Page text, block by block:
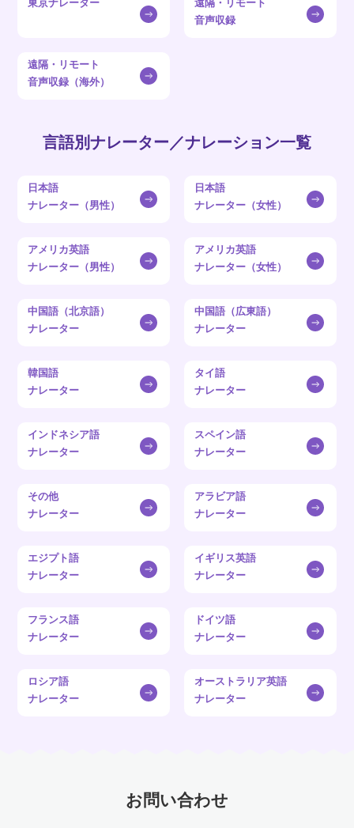
東京ナレーター
遠隔・リモート
音声収録
遠隔・リモート
音声収録（海外）
言語別ナレーター／ナレーション一覧
日本語
ナレーター（男性）
日本語
ナレーター（女性）
アメリカ英語
ナレーター（男性）
アメリカ英語
ナレーター（女性）
中国語（北京語）
ナレーター
中国語（広東語）
ナレーター
韓国語
ナレーター
タイ語
ナレーター
インドネシア語
ナレーター
スペイン語
ナレーター
その他
ナレーター
アラビア語
ナレーター
エジプト語
ナレーター
イギリス英語
ナレーター
フランス語
ナレーター
ドイツ語
ナレーター
ロシア語
ナレーター
オーストラリア英語
ナレーター
お問い合わせ